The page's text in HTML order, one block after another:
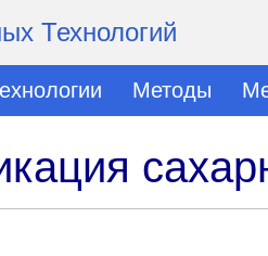
Технологий
Методы